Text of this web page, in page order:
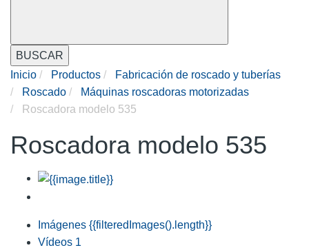
BUSCAR
Inicio
Productos
Fabricación de roscado y tuberías
Roscado
Máquinas roscadoras motorizadas
Roscadora modelo 535
Roscadora modelo 535
Imágenes {{filteredImages().length}}
Vídeos 1